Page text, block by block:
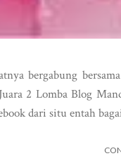
bergabung
2 Lomba Blog
dari situ entah